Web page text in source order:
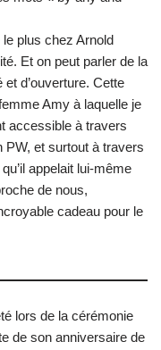
le plus chez Arnold
Et on peut parler de la
d’ouverture. Cette
Amy à laquelle je
accessible à travers
et surtout à travers
appelait lui-même
de nous,
cadeau pour le
lors de la cérémonie
de son anniversaire de